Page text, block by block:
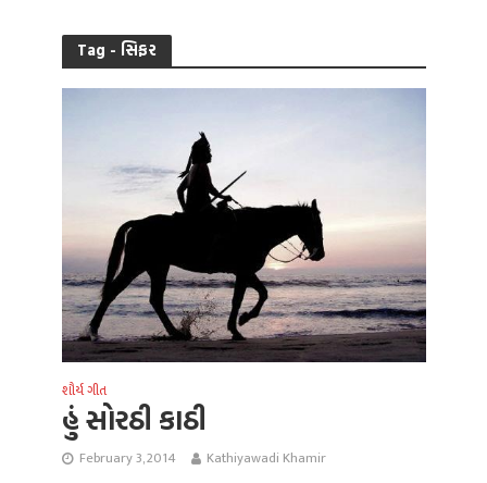
Tag - સિફર
શૌર્ય ગીત
હું સોરઠી કાઠી
February 3, 2014 Kathiyawadi Khamir